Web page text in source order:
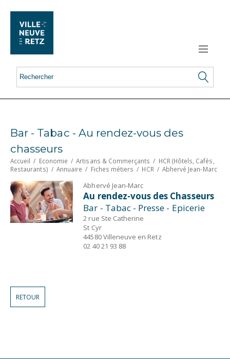
Bar - Tabac - Au rendez-vous des
chasseurs
Accueil / Economie /Artisans & Commerçants / HCR (Hôtels, Cafés,
Restaurants) / Annuaire / Fiches métiers / HCR / Abhervé Jean-Marc
Abhervé Jean-Marc
Au rendez-vous des Chasseurs
Bar - Tabac - Presse - Epicerie
2 rue Ste Catherine
St Cyr
44580 Villeneuve en Retz
02 40 21 93 88
RETOUR